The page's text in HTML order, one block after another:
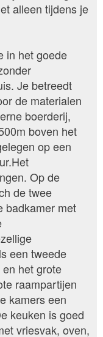
alleen tijdens je
in het goede
Je betreedt
de materialen
boerderij,
boven het
op een
Op de
de twee
badkamer met
een tweede
het grote
raampartijen
kamers een
keuken is goed
vriesvak, oven,